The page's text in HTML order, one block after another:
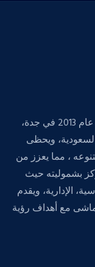
مركز التعليم المتكامل للتدريب، تأسس في عام 2013 في جدة،
ويحظى
، مما يعزز من
بشموليته حيث
الإدارية، ويقدم
مع أهداف رؤية